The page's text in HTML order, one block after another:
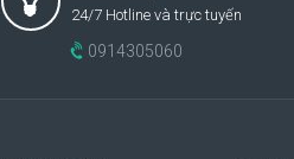
24/7 Hotline và trực tuyến
0914305060